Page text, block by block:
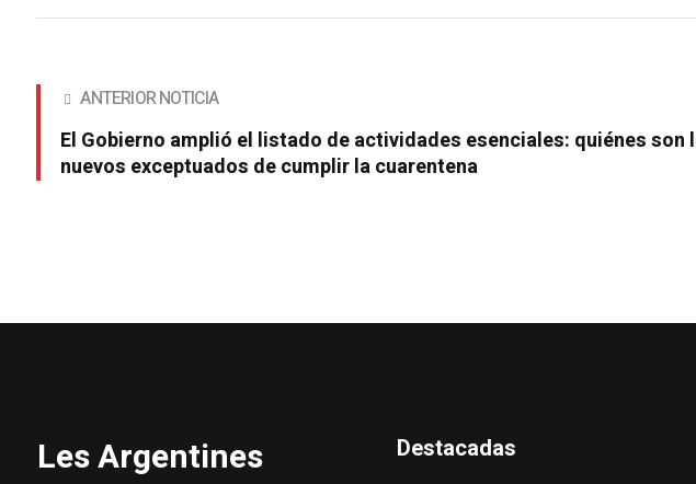
ANTERIOR NOTICIA
El Gobierno amplió el listado de actividades esenciales: quiénes son
nuevos exceptuados de cumplir la cuarentena
Les Argentines Destacadas